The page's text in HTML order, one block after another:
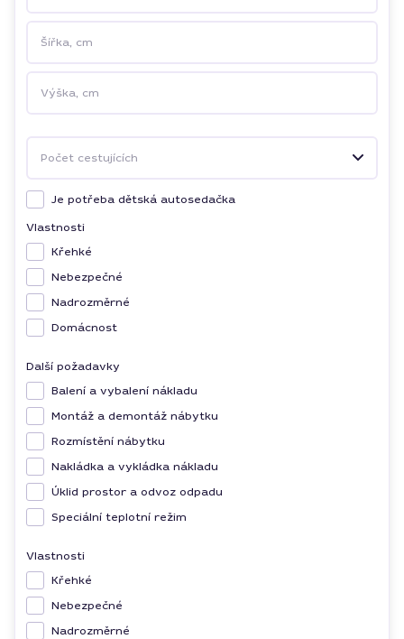
Šířka, cm
Výška, cm
Počet cestujících
Je potřeba dětská autosedačka
Vlastnosti
Křehké
Nebezpečné
Nadrozměrné
Domácnost
Další požadavky
Balení a vybalení nákladu
Montáž a demontáž nábytku
Rozmístění nábytku
Nakládka a vykládka nákladu
Úklid prostor a odvoz odpadu
Speciální teplotní režim
Vlastnosti
Křehké
Nebezpečné
Nadrozměrné